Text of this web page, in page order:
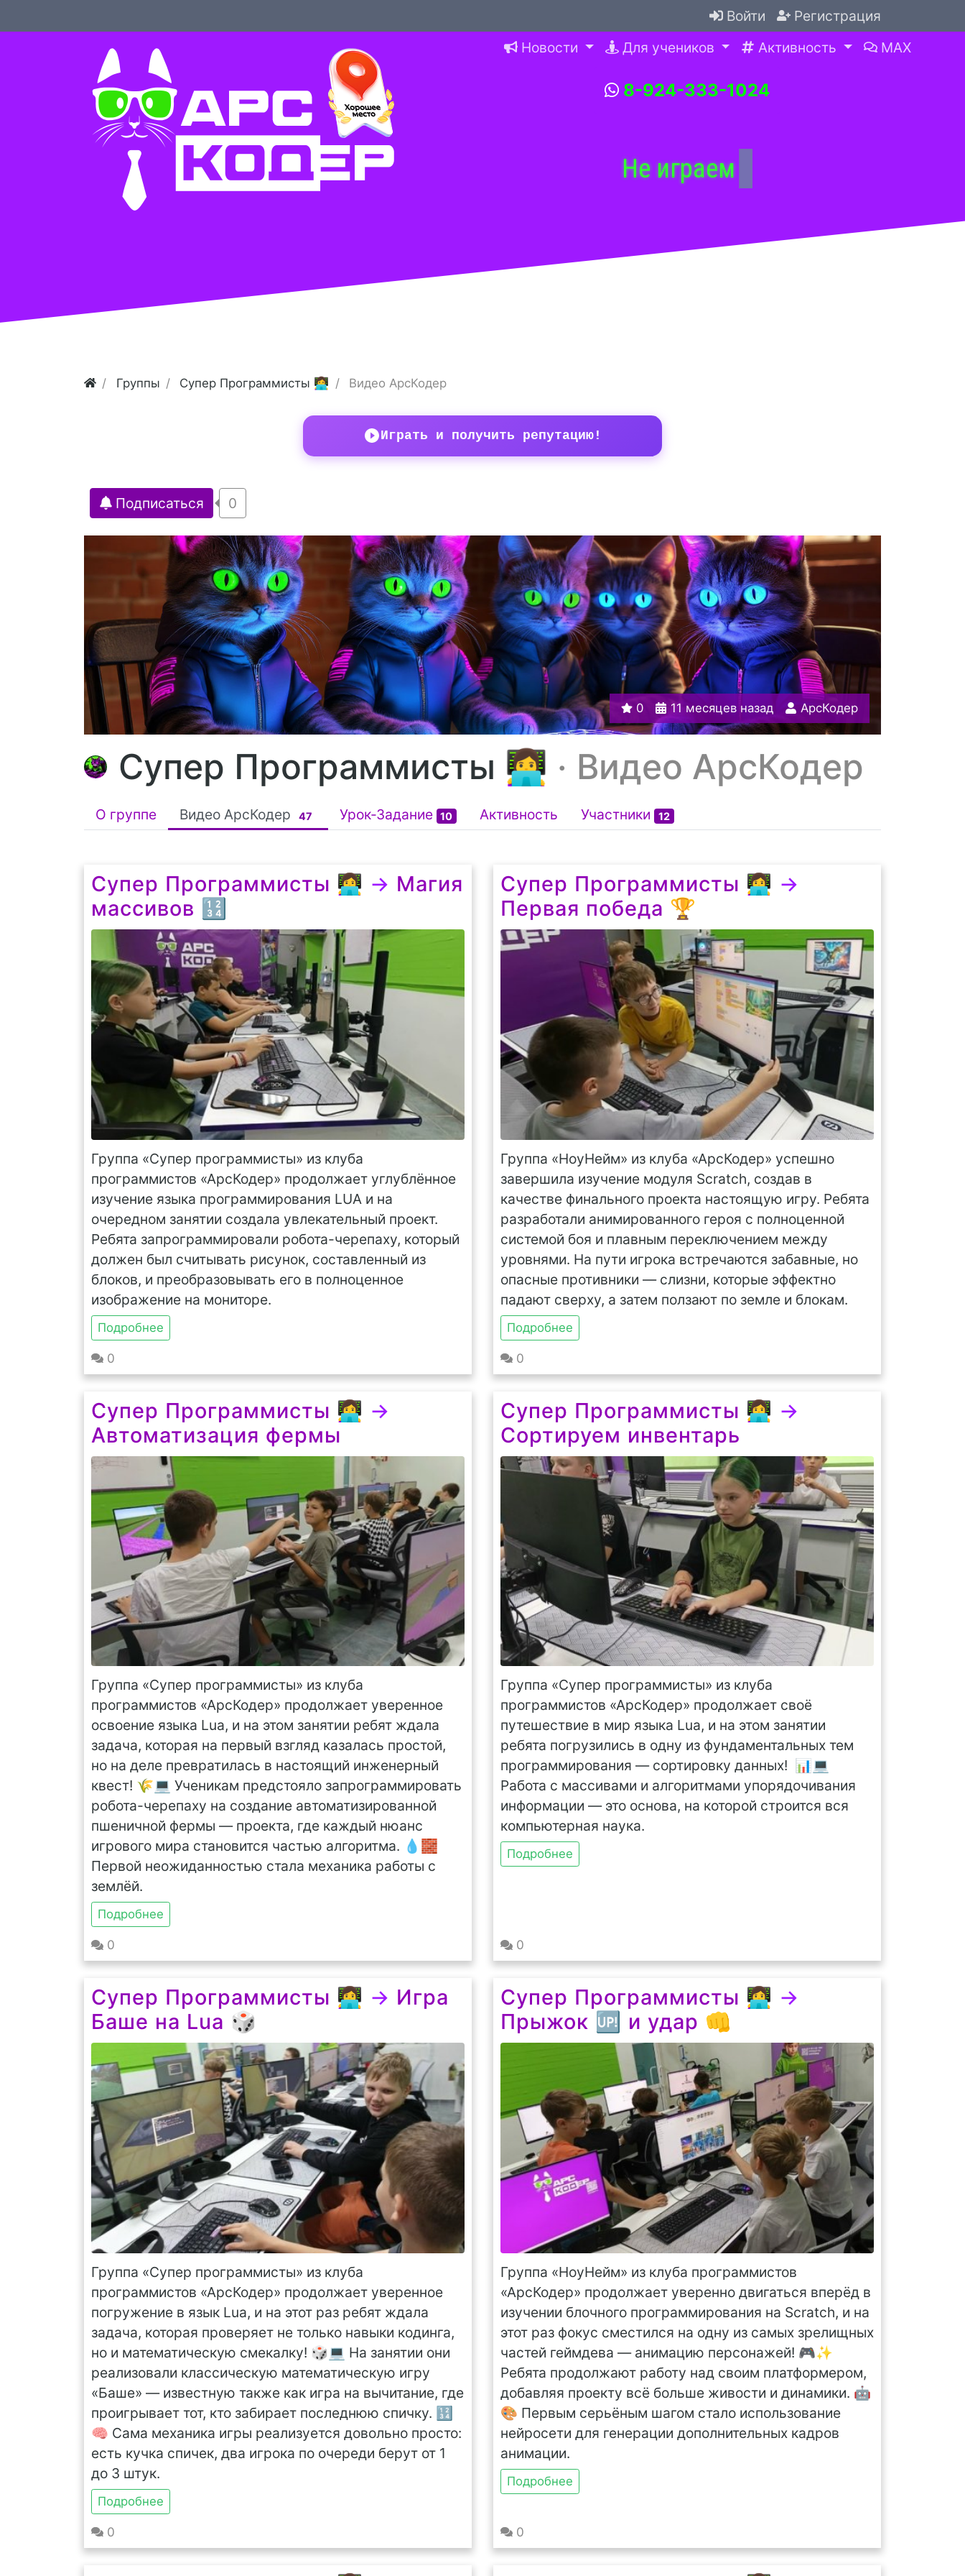
Войти
Регистрация
Новости
Для учеников Активность MAX
8-924-333-1024
Группы Супер Программисты 👩‍💻 Видео АрсКодер
Играть и получить репутацию!
Подписаться 0
0 11 месяцев назад АрсКодер
Супер Программисты 👩‍💻 · Видео АрсКодер
О группе Видео АрсКодер 47 Урок-Задание 10 Активность Участники 12
Супер Программисты 👩‍💻 → Магия
массивов 🔢
Группа «Супер программисты» из клуба
программистов «АрсКодер» продолжает углублённое
изучение языка программирования LUA и на
очередном занятии создала увлекательный проект.
Ребята запрограммировали робота-черепаху, который
должен был считывать рисунок, составленный из
блоков, и преобразовывать его в полноценное
изображение на мониторе.
Подробнее
0
Супер Программисты 👩‍💻 →
Первая победа 🏆
Группа «НоуНейм» из клуба «АрсКодер» успешно
завершила изучение модуля Scratch, создав в
качестве финального проекта настоящую игру. Ребята
разработали анимированного героя с полноценной
системой боя и плавным переключением между
уровнями. На пути игрока встречаются забавные, но
опасные противники — слизни, которые эффектно
падают сверху, а затем ползают по земле и блокам.
Подробнее
0
Супер Программисты 👩‍💻 →
Автоматизация фермы
Группа «Супер программисты» из клуба
программистов «АрсКодер» продолжает уверенное
освоение языка Lua, и на этом занятии ребят ждала
задача, которая на первый взгляд казалась простой,
но на деле превратилась в настоящий инженерный
квест! 🌾💻 Ученикам предстояло запрограммировать
робота-черепаху на создание автоматизированной
пшеничной фермы — проекта, где каждый нюанс
игрового мира становится частью алгоритма. 💧🧱
Первой неожиданностью стала механика работы с
землёй.
Подробнее
0
Супер Программисты 👩‍💻 →
Сортируем инвентарь
Группа «Супер программисты» из клуба
программистов «АрсКодер» продолжает своё
путешествие в мир языка Lua, и на этом занятии
ребята погрузились в одну из фундаментальных тем
программирования — сортировку данных! 📊💻
Работа с массивами и алгоритмами упорядочивания
информации — это основа, на которой строится вся
компьютерная наука.
Подробнее
0
Супер Программисты 👩‍💻 → Игра
Баше на Lua 🎲
Группа «Супер программисты» из клуба
программистов «АрсКодер» продолжает уверенное
погружение в язык Lua, и на этот раз ребят ждала
задача, которая проверяет не только навыки кодинга,
но и математическую смекалку! 🎲💻 На занятии они
реализовали классическую математическую игру
«Баше» — известную также как игра на вычитание, где
проигрывает тот, кто забирает последнюю спичку. 🔢
🧠 Сама механика игры реализуется довольно просто:
есть кучка спичек, два игрока по очереди берут от 1
до 3 штук.
Подробнее
0
Супер Программисты 👩‍💻 →
Прыжок 🆙 и удар 👊
Группа «НоуНейм» из клуба программистов
«АрсКодер» продолжает уверенно двигаться вперёд в
изучении блочного программирования на Scratch, и на
этот раз фокус сместился на одну из самых зрелищных
частей геймдева — анимацию персонажей! 🎮✨
Ребята продолжают работу над своим платформером,
добавляя проекту всё больше живости и динамики. 🤖
🎨 Первым серьёным шагом стало использование
нейросети для генерации дополнительных кадров
анимации.
Подробнее
0